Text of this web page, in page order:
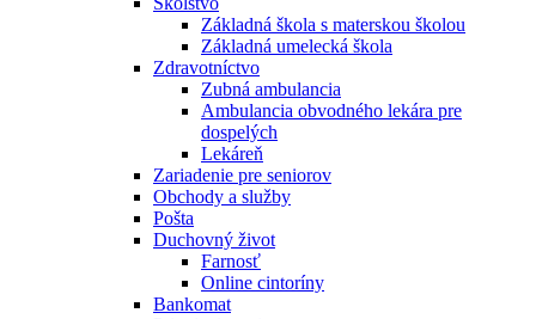
Základná škola s materskou školou
Základná umelecká škola
Zdravotníctvo
Zubná ambulancia
Ambulancia obvodného lekára pre
dospelých
Lekáreň
Zariadenie pre seniorov
Obchody a služby
Pošta
Duchovný život
Farnosť
Online cintoríny
Bankomat